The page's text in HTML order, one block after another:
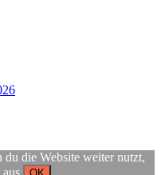
Länd
du die Website weiter nutzt,